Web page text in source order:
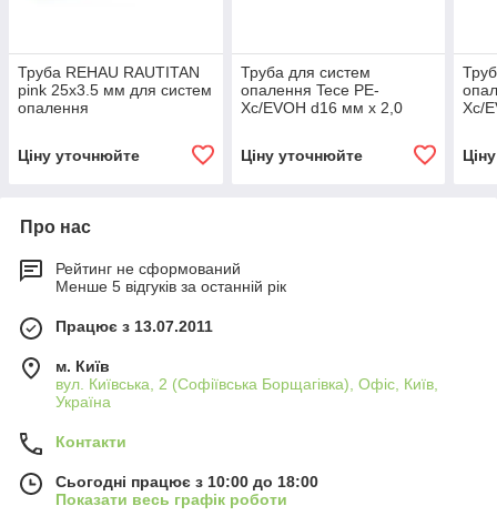
Труба REHAU RAUTITAN
pink 25х3.5 мм для систем
опалення
Ціну уточнюйте
Труба для систем
опалення Tece PE-
Xc/EVOH d16 мм х 2,0
Ціну уточнюйте
Xc/
Про нас
Рейтинг не сформований
Менше 5 відгуків за останній рік
Працює з 13.07.2011
м. Київ
вул. Київська, 2 (Софіївська Борщагівка), Офіс, Київ,
Україна
Контакти
Сьогодні працює з 10:00 до 18:00
Показати весь графік роботи